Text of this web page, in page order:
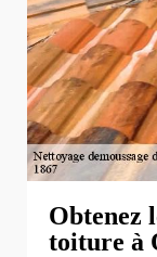
Obtenez
toiture à